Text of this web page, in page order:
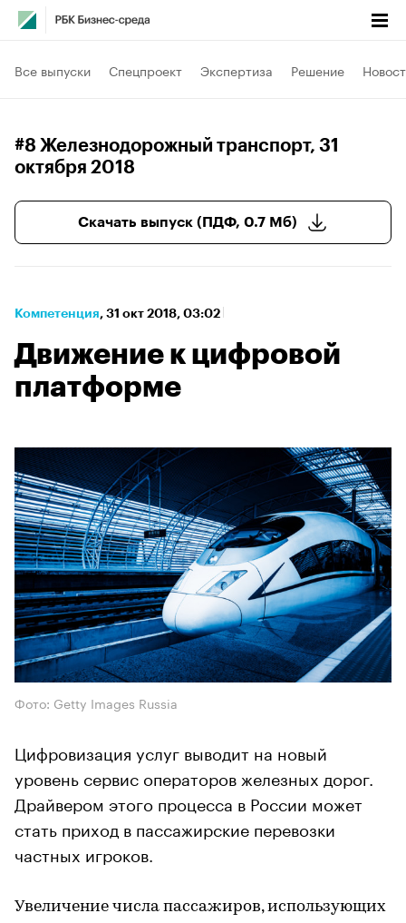
Все выпуски Спецпроект Экспертиза Решение
#8 Железнодорожный транспорт, 31
октября 2018
Скачать выпуск (ПДФ, 0.7 Мб)
Компетенция⁠, 31 окт 2018, 03:02
Движение к цифровой
платформе
Фото: Getty Images Russia
Цифровизация услуг выводит на новый
уровень сервис операторов железных дорог.
Драйвером этого процесса в России может
стать приход в пассажирские перевозки
частных игроков.
Увеличение числа пассажиров, использующих